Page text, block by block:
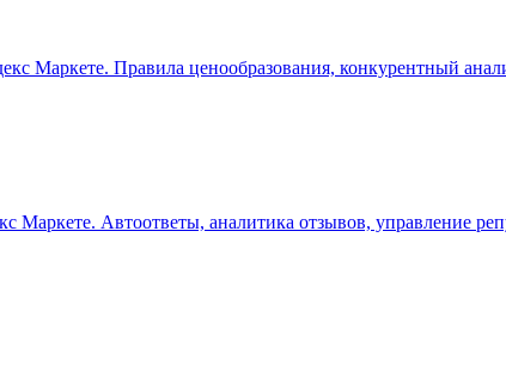
Маркете. Правила ценообразования, конкурентный
Маркете. Автоответы, аналитика отзывов, управление